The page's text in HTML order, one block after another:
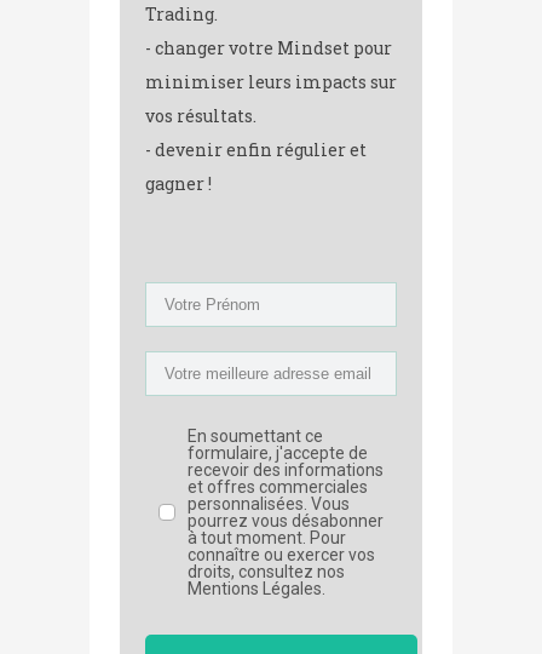
Trading.
- changer votre Mindset pour
minimiser leurs impacts sur
vos résultats.
- devenir enfin régulier et
gagner !
En soumettant ce
formulaire, j'accepte de
recevoir des informations
et offres commerciales
personnalisées. Vous
pourrez vous désabonner
à tout moment. Pour
connaître ou exercer vos
droits, consultez nos
Mentions Légales.